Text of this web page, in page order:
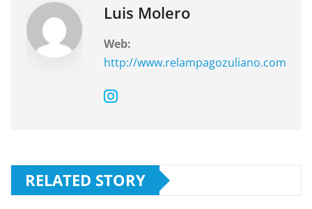
o
k
p Luis Molero
Web:
http://www.relampagozuliano.com
RELATED STORY